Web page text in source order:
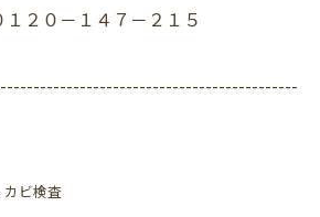
２０－１４７－２１５
カビ検査